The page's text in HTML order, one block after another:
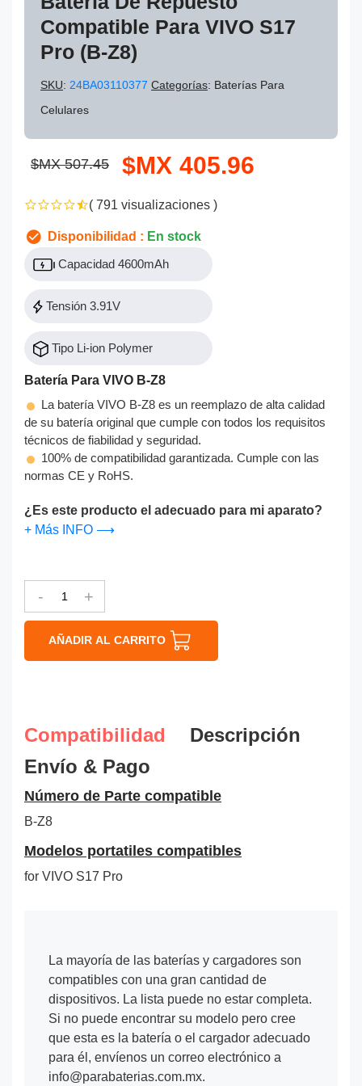
Compatible Para VIVO S17
Pro (B-Z8)
SKU: 24BA03110377 Categorías: Baterías Para
Celulares
$MX 507.45 $MX 405.96
( 791 visualizaciones )
Disponibilidad : En stock
Capacidad 4600mAh
Tensión 3.91V
Tipo Li-ion Polymer
Batería Para VIVO B-Z8
La batería VIVO B-Z8 es un reemplazo de alta calidad
de su batería original que cumple con todos los requisitos
técnicos de fiabilidad y seguridad.
100% de compatibilidad garantizada. Cumple con las
normas CE y RoHS.
¿Es este producto el adecuado para mi aparato?
+ Más INFO ⟶
- +
AÑADIR AL CARRITO
Compatibilidad
Descripción
Envío & Pago
Número de Parte compatible
B-Z8
Modelos portatiles compatibles
for VIVO S17 Pro
La mayoría de las baterías y cargadores son
compatibles con una gran cantidad de
dispositivos. La lista puede no estar completa.
Si no puede encontrar su modelo pero cree
que esta es la batería o el cargador adecuado
para él, envíenos un correo electrónico a
info@parabaterias.com.mx.